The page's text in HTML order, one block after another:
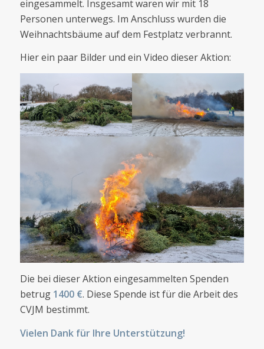
eingesammelt. Insgesamt waren wir mit 18
Personen unterwegs. Im Anschluss wurden die
Weihnachtsbäume auf dem Festplatz verbrannt.
Hier ein paar Bilder und ein Video dieser Aktion:
Die bei dieser Aktion eingesammelten Spenden
betrug 1400 €. Diese Spende ist für die Arbeit des
CVJM bestimmt.
Vielen Dank für Ihre Unterstützung!